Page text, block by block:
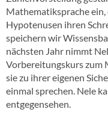
Mathematiksprache
Hypotenusen ihren
speichern wir
nächsten Jahr nimmt
Vorbereitungskurs zum
sie zu ihrer eigenen
einmal sprechen. Nele
entgegensehen.